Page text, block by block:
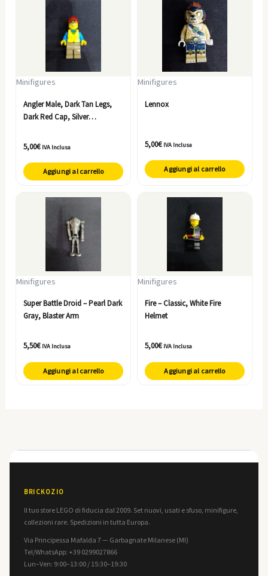
Minifigures
Angler Male, Dark Tan Legs,
Dark Red Cap, Silver
Buckle
5,00€ IVA Inclusa
Aggiungi al carrello
Minifigures
Lennox
5,00€ IVA Inclusa
Aggiungi al carrello
Minifigures
Super Battle Droid – Pearl Dark
Gray, Blaster Arm
5,50€ IVA Inclusa
Aggiungi al carrello
Minifigures
Fire – Classic, White Fire
Helmet
5,00€ IVA Inclusa
Aggiungi al carrello
BRICKOZIO
Il tuo store LEGO di fiducia dal 2009. Set nuovi, usati e sfuso, minifigure,
collezioni rare. Spedizioni in tutta Europa.
Via Principessa Mafalda 7 — Garbagnate Milanese (MI)
Tel/WhatsApp: +39 0299027866
Lun–Ven: 9:00–13:00 / 15:30–19:30